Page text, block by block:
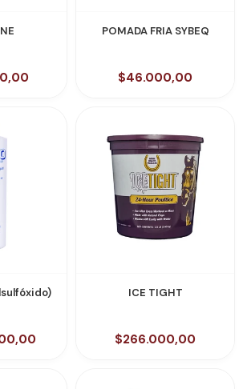
POMADA FRIA SYBEQ
$46.000,00
ICE TIGHT
$266.000,00